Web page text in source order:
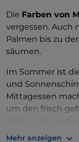
Die Farben von
vergessen. Auch
Palmen bis zu
säumen.
Im Sommer ist
und
Mittagessen
um den frisch
Mehr anzeigen